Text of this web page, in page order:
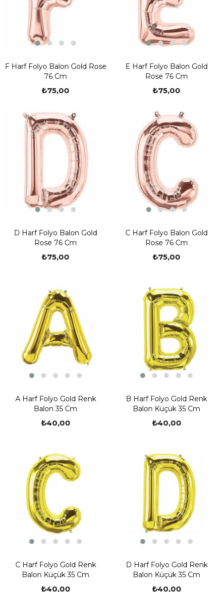
F Harf Folyo Balon Gold Rose
76 Cm
₺75,00
E Harf Folyo Balon Gold
Rose 76 Cm
₺75,00
D Harf Folyo Balon Gold
Rose 76 Cm
₺75,00
C Harf Folyo Balon Gold
Rose 76 Cm
₺75,00
A Harf Folyo Gold Renk
Balon 35 Cm
₺40,00
B Harf Folyo Gold Renk
Balon Küçük 35 Cm
₺40,00
C Harf Folyo Gold Renk
Balon Küçük 35 Cm
₺40,00
D Harf Folyo Gold Renk
Balon Küçük 35 Cm
₺40,00